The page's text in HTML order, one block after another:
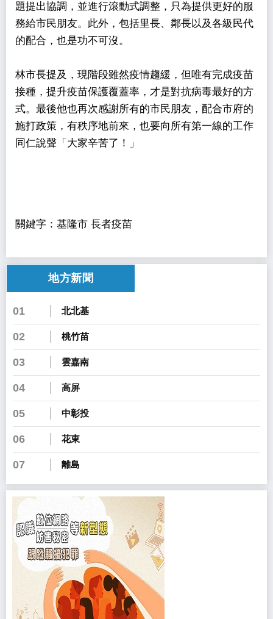
題提出協調，並進行滾動式調整，只為提供更好的服
務給市民朋友。此外，包括里長、鄰長以及各級民代
的配合，也是功不可沒。
林市長提及，現階段雖然疫情趨緩，但唯有完成疫苗
接種，提升疫苗保護覆蓋率，才是對抗病毒最好的方
式。最後他也再次感謝所有的市民朋友，配合市府的
施打政策，有秩序地前來，也要向所有第一線的工作
同仁說聲「大家辛苦了！」
關鍵字：基隆市 長者疫苗
地方新聞
01 北北基
02 桃竹苗
03 雲嘉南
04 高屏
05 中彰投
06 花東
07 離島